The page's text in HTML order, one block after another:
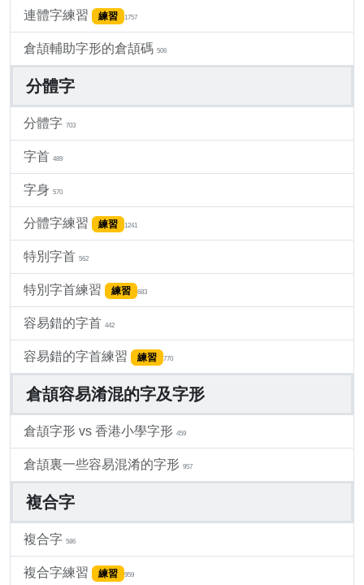
連體字練習 練習 1757
倉頡輔助字形的倉頡碼 506
分體字
分體字 703
字首 489
字身 570
分體字練習 練習 1241
特別字首 562
特別字首練習 練習 683
容易錯的字首 442
容易錯的字首練習 練習 770
倉頡容易淆混的字及字形
倉頡字形 vs 香港小學字形 459
倉頡裏一些容易混淆的字形 957
複合字
複合字 586
複合字練習 練習 959